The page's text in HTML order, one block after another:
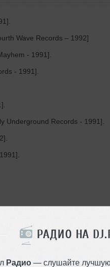
РАДИО НА
Радио— слушайте лучшую
Wave Records – 1992]
- 1991].
- 1991].
Underground Records - 1991].
1991].
[One Little Indian – 1992].
– 1992].